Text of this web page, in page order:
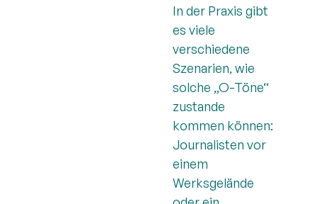
In der Praxis gibt
es viele
verschiedene
Szenarien, wie
solche „O-Töne“
zustande
kommen können:
Journalisten vor
einem
Werksgelände